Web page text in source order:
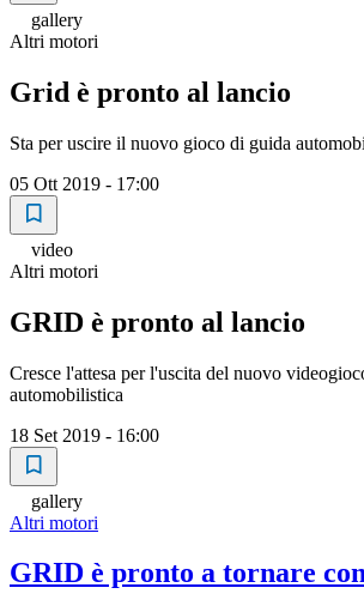
gallery
Altri motori
Grid è pronto al lancio
Sta per uscire il nuovo gioco di guida
05 Ott 2019 - 17:00
video
Altri motori
GRID è pronto al lancio
Cresce l'attesa per l'uscita del nuovo
automobilistica
18 Set 2019 - 16:00
gallery
Altri motori
GRID è pronto a tornare